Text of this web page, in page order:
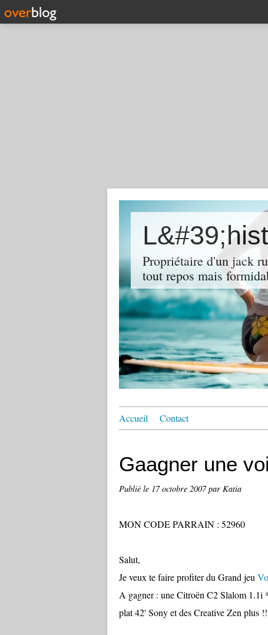
Propriétaire d'un jack
tout repos mais
Accueil Contact
Gaagner une
Publié le 17 octobre 2007par Katia
MON CODE PARRAIN : 52960
Salut,
Je veux te faire profiter du Grand jeu
A gagner : une Citroën C2 Slalom
plat 42' Sony et des Creative Zen plus !!